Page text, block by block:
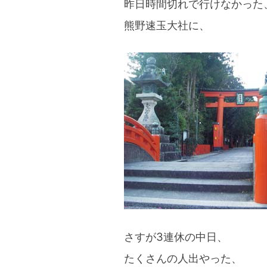
ー
完
成！”
昨日時間切れで行けなかった
熊野速玉大社に、
さすが3連休の中日、
たくさんの人出やった、